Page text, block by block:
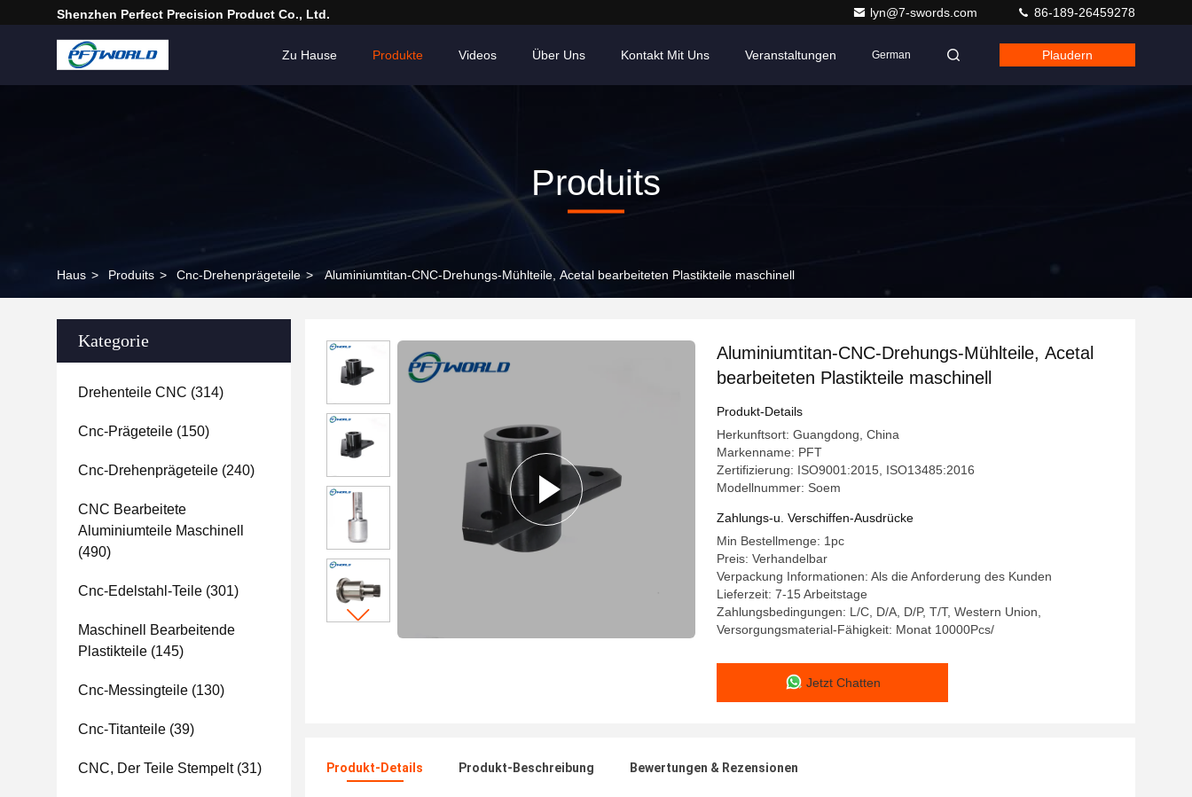
Shenzhen Perfect Precision Product Co., Ltd. lyn@7-swords.com 86-189-26459278
Zu Hause Produkte Videos Über Uns Kontakt Mit Uns Veranstaltungen German Plaudern
Produits
Haus > Produits > Cnc-Drehenprägeteile > Aluminiumtitan-CNC-Drehungs-Mühlteile, Acetal bearbeiteten Plastikteile maschinell
Kategorie
Drehenteile CNC (314)
Cnc-Prägeteile (150)
Cnc-Drehenprägeteile (240)
CNC Bearbeitete
Aluminiumteile Maschinell
(490)
Cnc-Edelstahl-Teile (301)
Maschinell Bearbeitende
Plastikteile (145)
Cnc-Messingteile (130)
Cnc-Titanteile (39)
CNC, Der Teile Stempelt(31)
Aluminiumtitan-CNC-Drehungs-Mühlteile, Acetal
bearbeiteten Plastikteile maschinell
Produkt-Details
Herkunftsort: Guangdong, China
Markenname: PFT
Zertifizierung: ISO9001:2015, ISO13485:2016
Modellnummer: Soem
Zahlungs-u. Verschiffen-Ausdrücke
Min Bestellmenge: 1pc
Preis: Verhandelbar
Verpackung Informationen: Als die Anforderung des Kunden
Lieferzeit: 7-15 Arbeitstage
Zahlungsbedingungen: L/C, D/A, D/P, T/T, Western Union,
Versorgungsmaterial-Fähigkeit: Monat 10000Pcs/
Jetzt Chatten
Produkt-Details Produkt-Beschreibung Bewertungen & Rezensionen